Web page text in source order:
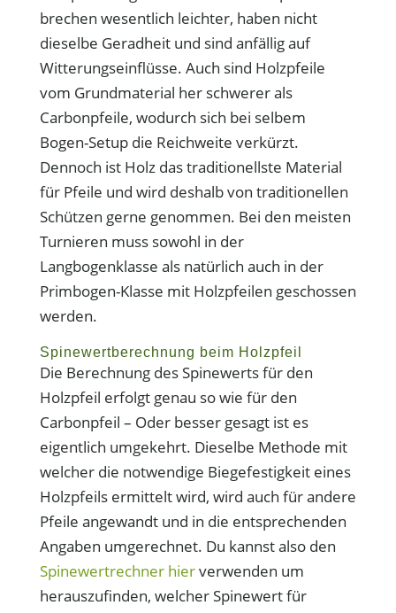
brechen wesentlich leichter, haben nicht
dieselbe Geradheit und sind anfällig auf
Witterungseinflüsse. Auch sind Holzpfeile
vom Grundmaterial her schwerer als
Carbonpfeile, wodurch sich bei selbem
Bogen-Setup die Reichweite verkürzt.
Dennoch ist Holz das traditionellste Material
für Pfeile und wird deshalb von traditionellen
Schützen gerne genommen. Bei den meisten
Turnieren muss sowohl in der
Langbogenklasse als natürlich auch in der
Primbogen-Klasse mit Holzpfeilen geschossen
werden.
Spinewertberechnung beim Holzpfeil
Die Berechnung des Spinewerts für den
Holzpfeil erfolgt genau so wie für den
Carbonpfeil – Oder besser gesagt ist es
eigentlich umgekehrt. Dieselbe Methode mit
welcher die notwendige Biegefestigkeit eines
Holzpfeils ermittelt wird, wird auch für andere
Pfeile angewandt und in die entsprechenden
Angaben umgerechnet. Du kannst also den
Spinewertrechner hierverwenden um
herauszufinden, welcher Spinewert für